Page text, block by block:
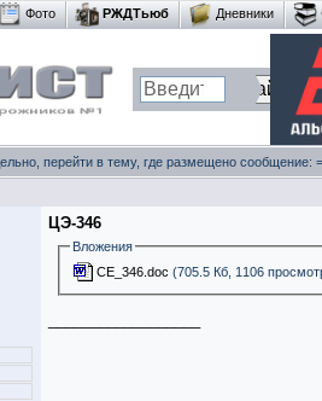
Фото РЖДТьюб Дневники
перейти в тему, где размещено сообщение:
ЦЭ-346
Вложения
CE_346.doc (705.5 Кб, 1106